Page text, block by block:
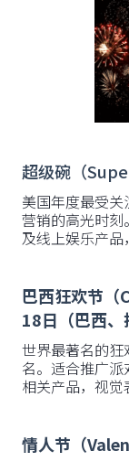
超级碗（
美国年度最受
营销的高光时
及线上娱乐产
巴西狂欢节
18日（巴西、
世界最著名的
名。适合推广
相关产品，视觉
情人节（